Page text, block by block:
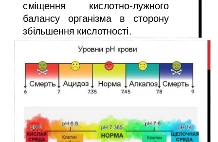
сміщення кислотно-лужного
балансу організма в сторону
збільшення кислотності.